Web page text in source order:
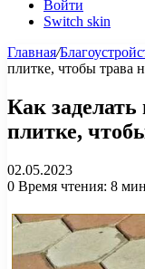
Войти
Switch skin
Главная/
плитке, чтобы трава
Как
плитке,
02.05.2023
0 Время чтения: 8